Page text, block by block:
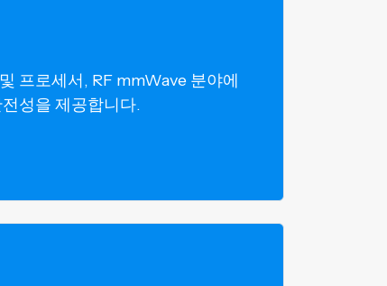
프로세서, RF mmWave 분야에
성을 제공합니다.